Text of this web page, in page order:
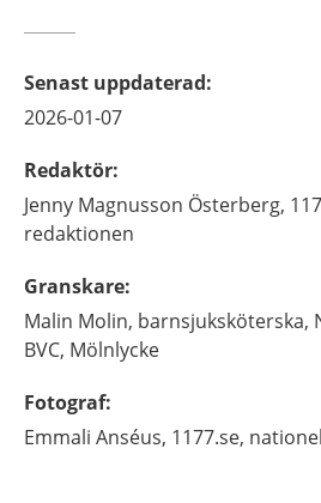
Senast uppdaterad:
2026-01-07
Redaktör:
Jenny Magnusson Österberg,
redaktionen
Granskare:
Malin Molin, barnsjuksköterska,
BVC, Mölnlycke
Fotograf:
Emmali Anséus, 1177.se,